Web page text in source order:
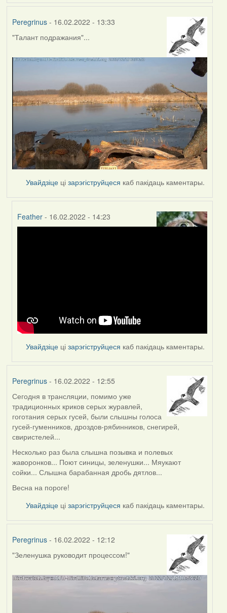
Peregrinus- 16.02.2022 - 13:33
"Талант подражания"...
Увайдзіце цізарэгіструйцеся каб пакідаць каментары.
Feather - 16.02.2022 - 14:23
Увайдзіце цізарэгіструйцеся каб пакідаць каментары.
Peregrinus- 16.02.2022 - 12:55
Сегодня в трансляции, помимо уже
традиционных криков серых журавлей,
гоготания серых гусей, были слышны голоса
гусей-гуменников, дроздов-рябинников, снегирей,
свиристелей...
Несколько раз была слышна позывка и полевых
жаворонков... Поют синицы, зеленушки... Мяукают
сойки... Слышна барабанная дробь дятлов...
Весна на пороге!
Увайдзіце цізарэгіструйцеся каб пакідаць каментары.
Peregrinus- 16.02.2022 - 12:12
"Зеленушка руководит процессом!"